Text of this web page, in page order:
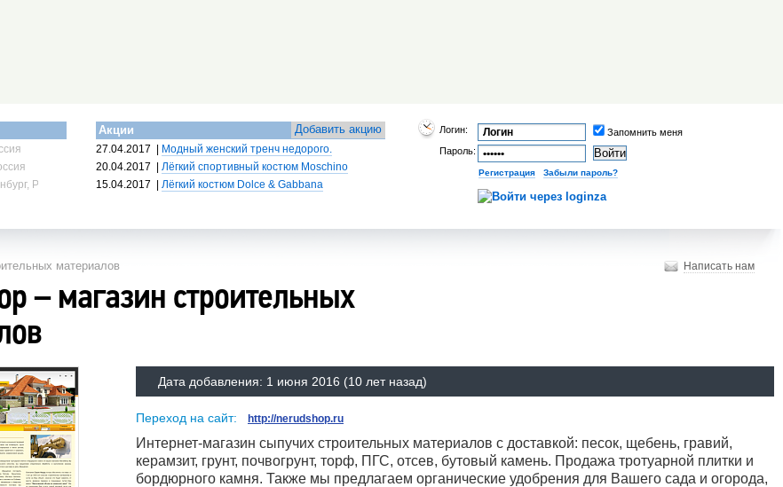
Россия
Добавить акцию
Акции
27.04.2017
Модный женский тренч недорого.
20.04.2017
Лёгкий спортивный костюм Moschino
15.04.2017
Лёгкий костюм Dolce & Gabbana
Логин:
Запомнить меня
Пароль:
Регистрация| Забыли пароль?
Написать нам
материалов
– магазин строительных
Дата добавления: 1 июня 2016 (10 лет назад)
Переход на сайт: http://nerudshop.ru
Интернет-магазин сыпучих строительных материалов с доставкой: песок, щебень, гравий,
керамзит, грунт, почвогрунт, торф, ПГС, отсев, бутовый камень. Продажа тротуарной плитки и
бордюрного камня. Также мы предлагаем органические удобрения для Вашего сада и огорода,